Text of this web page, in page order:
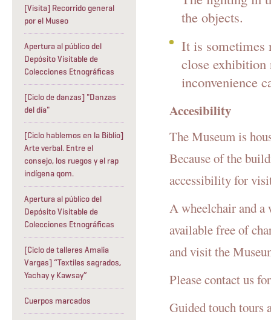
[Visita] Recorrido general
por el Museo
Apertura al público del
Depósito Visitable de
Colecciones Etnográficas
[Ciclo de danzas] "Danzas
del día"
[Ciclo hablemos en la Biblio]
Arte verbal. Entre el
consejo, los ruegos y el rap
indígena qom.
Apertura al público del
Depósito Visitable de
Colecciones Etnográficas
[Ciclo de talleres Amalia
Vargas] “Textiles sagrados,
Yachay y Kawsay”
Cuerpos marcados
the objects.
It is sometimes
close exhibition
inconvenience
Accesibility
The Museum is
Because of the
accessibility for
A wheelchair and
available free of
and visit the
Please contact us
Guided touch tours